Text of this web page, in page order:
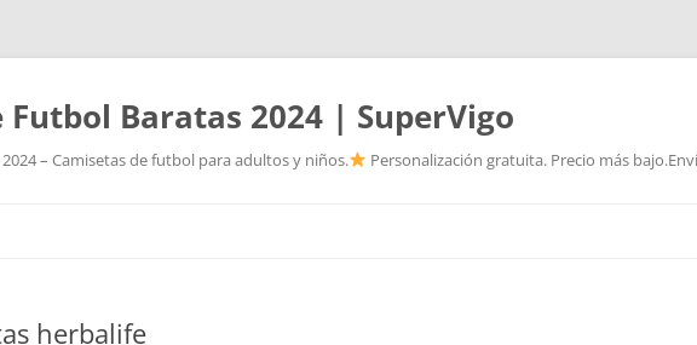
Futbol Baratas 2024 | SuperVigo
– Camisetas de futbol para adultos y niños. Personalización gratuita. Precio más
herbalife